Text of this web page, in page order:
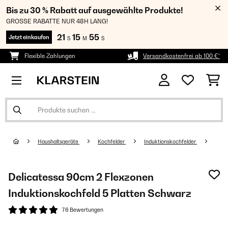
Bis zu 30 % Rabatt auf ausgewählte Produkte!
GROSSE RABATTE NUR 48H LANG!
Jetzt einkaufen 21 S 15 M 54 S
Flexible Zahlungen Versandkostenfrei ab 100 €*
Haushaltsgeräte Kochfelder Induktionskochfelder
Delicatessa 90cm 2 Flexzonen
Induktionskochfeld 5 Platten Schwarz
76 Bewertungen